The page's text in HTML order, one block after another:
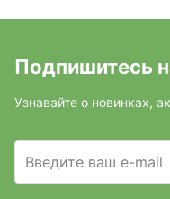
Подпишитесь
Узнавайте о новинках,
Введите ваш e-mail